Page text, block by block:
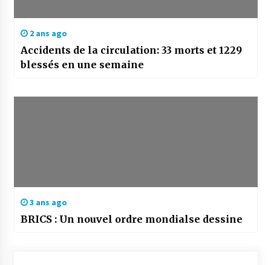
2 ans ago
Accidents de la circulation: 33 morts et 1229
blessés en une semaine
3 ans ago
BRICS : Un nouvel ordre mondialse dessine